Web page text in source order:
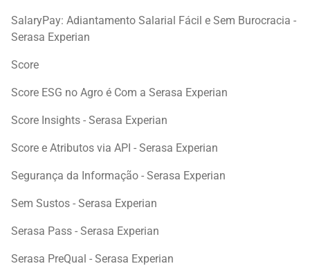
SalaryPay: Adiantamento Salarial Fácil e Sem Burocracia -
Serasa Experian
Score
Score ESG no Agro é Com a Serasa Experian
Score Insights - Serasa Experian
Score e Atributos via API - Serasa Experian
Segurança da Informação - Serasa Experian
Sem Sustos - Serasa Experian
Serasa Pass - Serasa Experian
Serasa PreQual - Serasa Experian